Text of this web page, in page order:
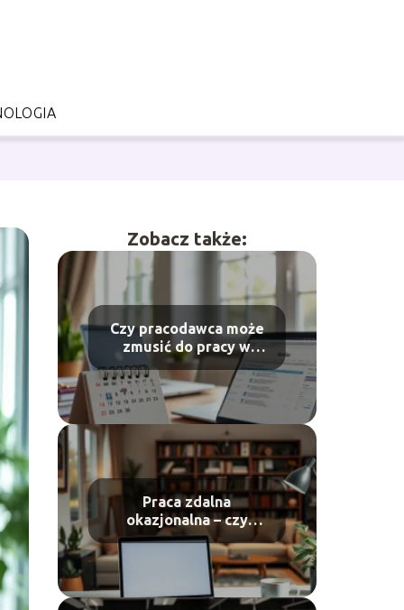
Zobacz także:
Czy pracodawca może
zmusić do pracy w
niedzielę niehandlowe?
Praca zdalna
okazjonalna – czy
pracodawca może
odmówić?